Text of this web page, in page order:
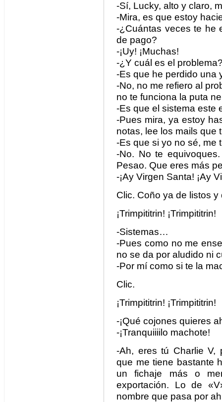
-Sí, Lucky, alto y claro,
-Mira, es que estoy
-¿Cuántas veces te he
de pago?
-¡Uy! ¡Muchas!
-¿Y cuál es el
-Es que he perdido
-No, no me refiero al
no te funciona la puta
-Es que el sistema
-Pues mira, ya estoy
notas, lee los mails que
-Es que si yo no sé, me
-No. No te
Pesao. Que eres más
-¡Ay Virgen Santa! ¡Ay
Clic. Coño ya de listos
¡Trimpititrin! ¡Trimpititrin!
-Sistemas…
-Pues como no me
no se da por aludido ni
-Por mí como si te la
Clic.
¡Trimpititrin! ¡Trimpititrin!
-¡Qué cojones quieres
-¡Tranquiiiilo machote!
-Ah, eres tú Charlie V,
que me tiene bastante
un fichaje más o
exportación. Lo de
nombre que pasa por